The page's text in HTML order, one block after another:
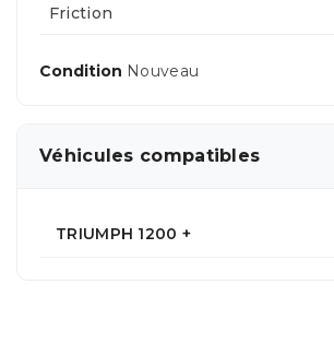
Friction
Condition Nouveau
Véhicules compatibles
TRIUMPH 1200 +